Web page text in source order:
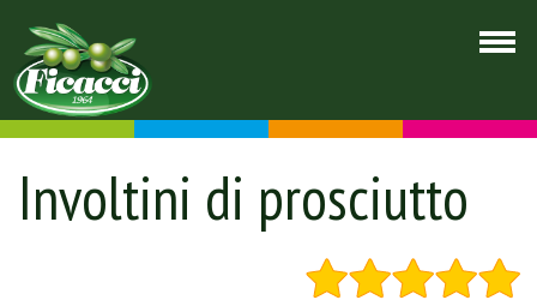
Involtini di prosciutto